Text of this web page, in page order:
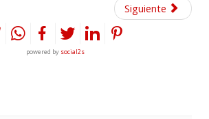
Siguiente
powered by social2s